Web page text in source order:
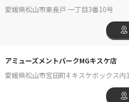
愛媛県松山市東長戸 一丁目3番10号
アミューズメントパークMGキスケ店
愛媛県松山市宮田町4 キスケボックス内